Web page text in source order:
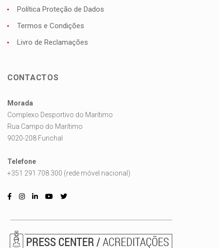
Política Proteção de Dados
Termos e Condições
Livro de Reclamações
CONTACTOS
Morada
Complexo Desportivo do Marítimo
Rua Campo do Marítimo
9020-208 Funchal
Telefone
+351 291 708 300 (rede móvel nacional)